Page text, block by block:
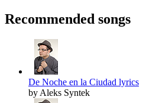
Recommended songs
De Noche en la Ciudad lyrics
by Aleks Syntek